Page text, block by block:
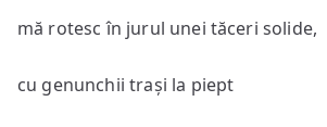
mă rotesc în jurul unei tăceri solide,
cu genunchii trași la piept